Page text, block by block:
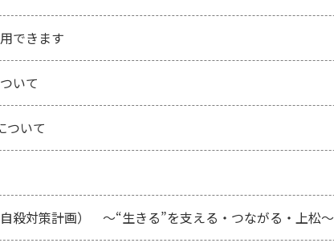
できます
いて
ついて
殺対策計画） ～“生きる”を支える・つながる・上松～